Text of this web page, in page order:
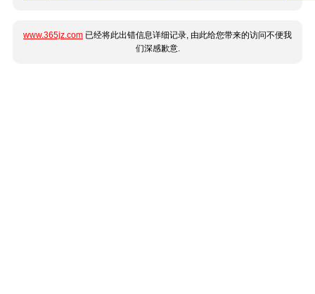
www.365jz.com 已经将此出错信息详细记录, 由此给您带来的访问不便我
们深感歉意.